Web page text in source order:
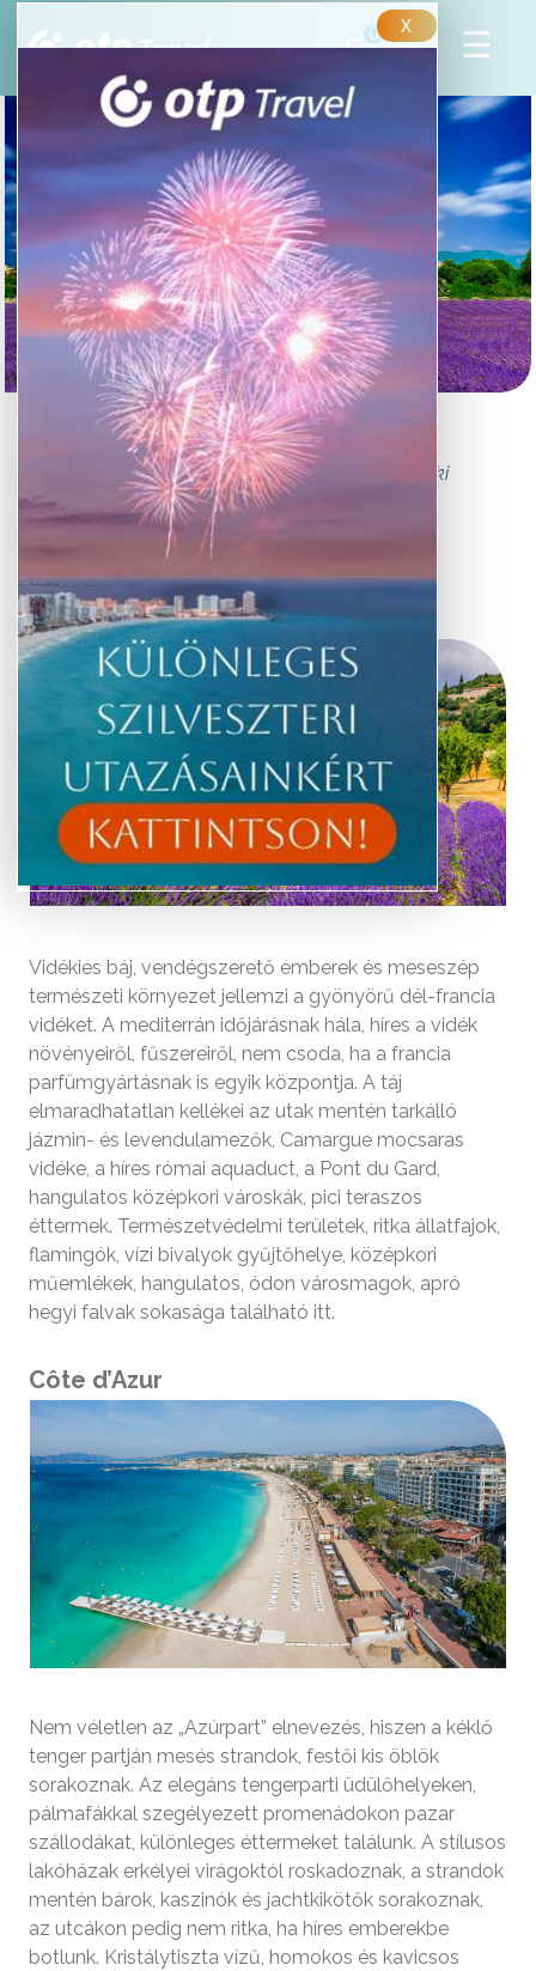
X
0
Franciaország arcai
Franciaország változatos vidékei között mindenki
megtalálja a számára legvonzóbb célpontot.
Provence
Vidékies báj, vendégszerető emberek és meseszép
természeti környezet jellemzi a gyönyörű dél-francia
vidéket. A mediterrán időjárásnak hála, híres a vidék
növényeiről, fűszereiről, nem csoda, ha a francia
parfümgyártásnak is egyik központja. A táj
elmaradhatatlan kellékei az utak mentén tarkálló
jázmin- és levendulamezők, Camargue mocsaras
vidéke, a híres római aquaduct, a Pont du Gard,
hangulatos középkori városkák, pici teraszos
éttermek. Természetvédelmi területek, ritka állatfajok,
flamingók, vízi bivalyok gyűjtőhelye, középkori
műemlékek, hangulatos, ódon városmagok, apró
hegyi falvak sokasága található itt.
Côte d’Azur
Nem véletlen az „Azúrpart” elnevezés, hiszen a kéklő
tenger partján mesés strandok, festői kis öblök
sorakoznak. Az elegáns tengerparti üdülőhelyeken,
pálmafákkal szegélyezett promenádokon pazar
szállodákat, különleges éttermeket találunk. A stílusos
lakóházak erkélyei virágoktól roskadoznak, a strandok
mentén bárok, kaszinók és jachtkikötők sorakoznak,
az utcákon pedig nem ritka, ha híres emberekbe
botlunk. Kristálytiszta vízű, homokos és kavicsos